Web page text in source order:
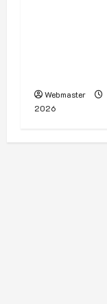
Webmaster
2026